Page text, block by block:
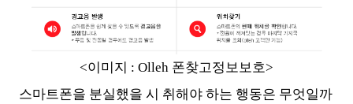
<이미지 : Olleh 폰찾고정보보호>
스마트폰을 분실했을 시 취해야 하는 행동은 무엇일까